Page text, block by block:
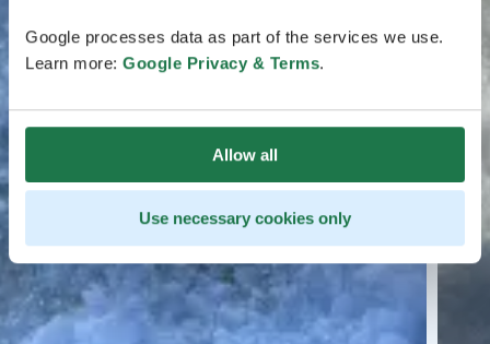
Google processes data as part of the services we use.
Learn more: Google Privacy & Terms.
Allow all
Use necessary cookies only